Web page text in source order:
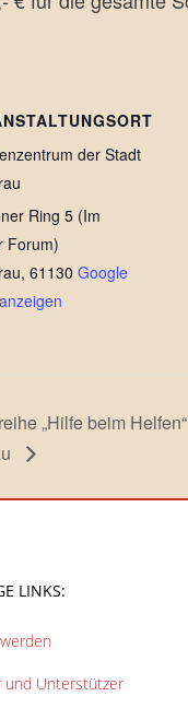
der Stadt
Ring 5 (Im
Forum)
, 61130 Google
„Hilfe beim
LINKS:
und Unterstützer